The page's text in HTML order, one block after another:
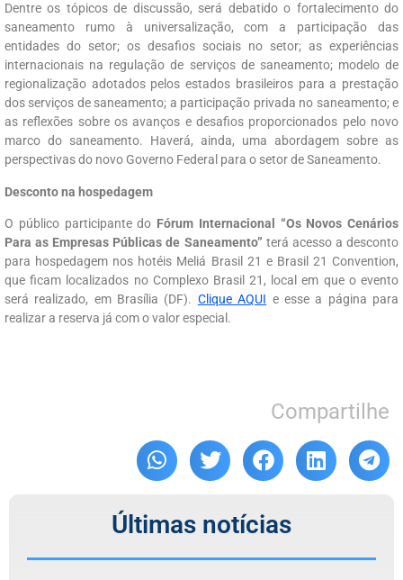
Dentre os tópicos de discussão, será debatido o fortalecimento do
saneamento rumo à universalização, com a participação das
entidades do setor; os desafios sociais no setor; as experiências
internacionais na regulação de serviços de saneamento; modelo de
regionalização adotados pelos estados brasileiros para a prestação
dos serviços de saneamento; a participação privada no saneamento; e
as reflexões sobre os avanços e desafios proporcionados pelo novo
marco do saneamento. Haverá, ainda, uma abordagem sobre as
perspectivas do novo Governo Federal para o setor de Saneamento.
Desconto na hospedagem
O público participante do Fórum Internacional “Os Novos Cenários
Para as Empresas Públicas de Saneamento” terá acesso a desconto
para hospedagem nos hotéis Meliá Brasil 21 e Brasil 21 Convention,
que ficam localizados no Complexo Brasil 21, local em que o evento
será realizado, em Brasília (DF). Clique AQUI e esse a página para
realizar a reserva já com o valor especial.
Compartilhe
Últimas notícias